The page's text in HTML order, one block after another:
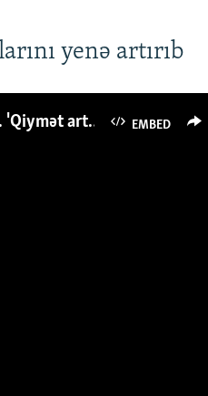
yenə artırıb
EMBED
Azərbaycanlı avropalıdan iki dəfə az ət yeyir, amma... 'Qiymət artımı qaçılmazdır'